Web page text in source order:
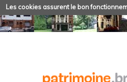
Les cookies assurent le bon